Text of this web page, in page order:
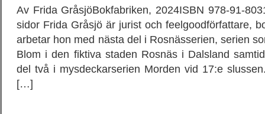
Av Frida GråsjöBokfabriken, 2024ISBN 978-91-
sidor Frida Gråsjö är jurist och feelgoodförfattare,
arbetar hon med nästa del i Rosnässerien, serien
Blom i den fiktiva staden Rosnäs i Dalsland
del två i mysdeckarserien Morden vid 17:e
[…]